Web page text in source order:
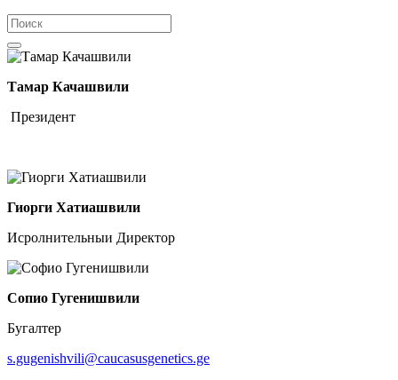
Тамар Качашвили
Президент
Гиорги Хатиашвили
Исролнительныи Директор
Сопио Гугенишвили
Бугалтер
s.gugenishvili@caucasusgenetics.ge